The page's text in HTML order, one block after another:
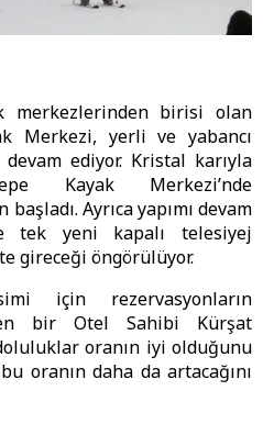
merkezlerinden birisi olan
Merkezi, yerli ve yabancı
ediyor. Kristal karıyla
Kayak Merkezi’nde
Ayrıca yapımı devam
tek yeni kapalı telesiyej
gireceği öngörülüyor.
için rezervasyonların
bir Otel Sahibi Kürşat
oranın iyi olduğunu
oranın daha da artacağını